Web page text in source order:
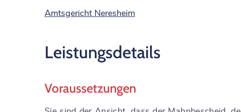
Amtsgericht Neresheim
Leistungsdetails
Voraussetzungen